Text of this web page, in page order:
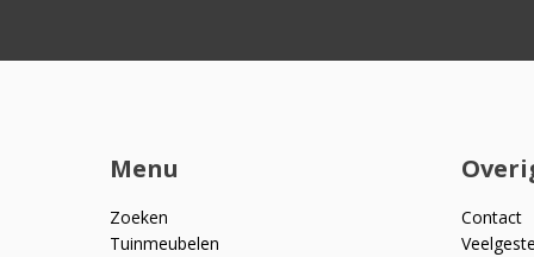
Menu
Zoeken
Tuinmeubelen
Contact